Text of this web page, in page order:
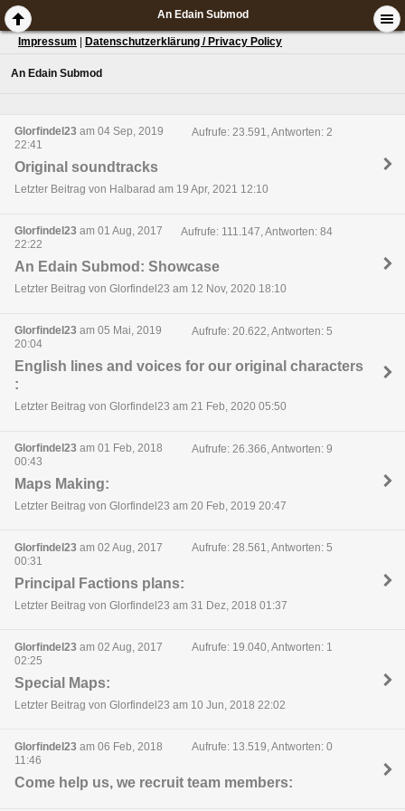
An Edain Submod
Impressum Datenschutzerklärung / Privacy Policy
An Edain Submod
Glorfindel23 am 04 Sep, 2019
22:41
Aufrufe: 23.591, Antworten: 2
Original soundtracks
Letzter Beitrag von Halbarad am 19 Apr, 2021 12:10
Glorfindel23 am 01 Aug, 2017
22:22
Aufrufe: 111.147, Antworten: 84
An Edain Submod: Showcase
Letzter Beitrag von Glorfindel23 am 12 Nov, 2020 18:10
Glorfindel23 am 05 Mai, 2019
20:04
Aufrufe: 20.622, Antworten: 5
English lines and voices for our original characters
:
Letzter Beitrag von Glorfindel23 am 21 Feb, 2020 05:50
Glorfindel23 am 01 Feb, 2018
00:43
Aufrufe: 26.366, Antworten: 9
Maps Making:
Letzter Beitrag von Glorfindel23 am 20 Feb, 2019 20:47
Glorfindel23 am 02 Aug, 2017
00:31
Aufrufe: 28.561, Antworten: 5
Principal Factions plans:
Letzter Beitrag von Glorfindel23 am 31 Dez, 2018 01:37
Glorfindel23 am 02 Aug, 2017
02:25
Aufrufe: 19.040, Antworten: 1
Special Maps:
Letzter Beitrag von Glorfindel23 am 10 Jun, 2018 22:02
Glorfindel23 am 06 Feb, 2018
11:46
Aufrufe: 13.519, Antworten: 0
Come help us, we recruit team members: